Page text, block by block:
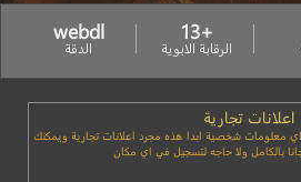
+13
الرقابة الابوية
webdl
الدقة
اعلانات تجارية
معلومات شخصية ابدا هذه مجرد اعلانات تجارية ويمكنك
بالكامل ولا حاجه لتسجيل في اي مكان